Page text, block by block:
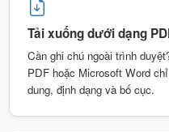
Tải xuống dưới dạng
Cần ghi chú ngoài trình
PDF hoặc Microsoft Word
dung, định dạng và bố cục.